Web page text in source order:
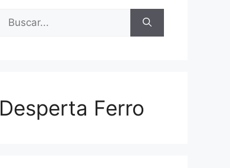
Buscar:
Desperta Ferro